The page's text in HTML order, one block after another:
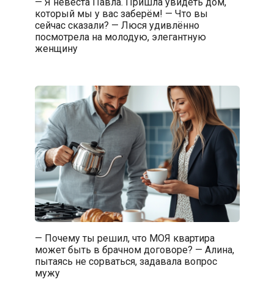
который мы у вас заберём! — Что вы
сейчас сказали? — Люся удивлённо
посмотрела на молодую, элегантную
женщину
— Почему ты решил, что МОЯ квартира
может быть в брачном договоре? — Алина,
пытаясь не сорваться, задавала вопрос
мужу